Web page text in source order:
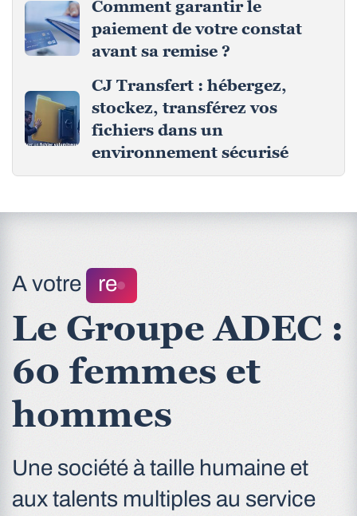
Comment garantir le
paiement de votre constat
avant sa remise ?
CJ Transfert : hébergez,
stockez, transférez vos
fichiers dans un
environnement sécurisé
A votre rencontre
Le Groupe ADEC :
60 femmes et
hommes
Une société à taille humaine et
aux talents multiples au service